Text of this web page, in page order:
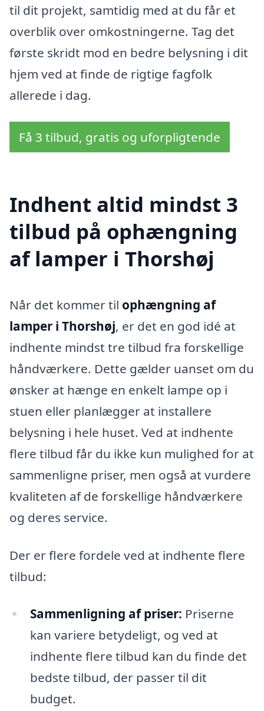
til dit projekt, samtidig med at du får et
overblik over omkostningerne. Tag det
første skridt mod en bedre belysning i dit
hjem ved at finde de rigtige fagfolk
allerede i dag.
Få 3 tilbud, gratis og uforpligtende
Indhent altid mindst 3
tilbud på ophængning
af lamper i Thorshøj
Når det kommer til ophængning af
lamper i Thorshøj, er det en god idé at
indhente mindst tre tilbud fra forskellige
håndværkere. Dette gælder uanset om du
ønsker at hænge en enkelt lampe op i
stuen eller planlægger at installere
belysning i hele huset. Ved at indhente
flere tilbud får du ikke kun mulighed for at
sammenligne priser, men også at vurdere
kvaliteten af de forskellige håndværkere
og deres service.
Der er flere fordele ved at indhente flere
tilbud:
Sammenligning af priser: Priserne
kan variere betydeligt, og ved at
indhente flere tilbud kan du finde det
bedste tilbud, der passer til dit
budget.